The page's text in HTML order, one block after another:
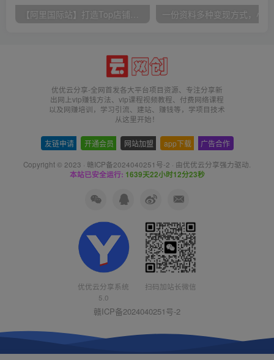
优优云分享-全网首发各大平台项目资源、专注分享新
出网上vip赚钱方法、vip课程视频教程、付费网络课程
以及网赚培训，学习引流、建站、赚钱等，学项目技术
从这里开始！
友链申请 开通会员 网站加盟 app下载 广告合作
Copyright © 2023 · 赣ICP备2024040251号-2 · 由优优云分享强力驱动.
本站已安全运行: 1639天22小时12分24秒
优优云分享系统
5.0
扫码加站长微信
赣ICP备2024040251号-2